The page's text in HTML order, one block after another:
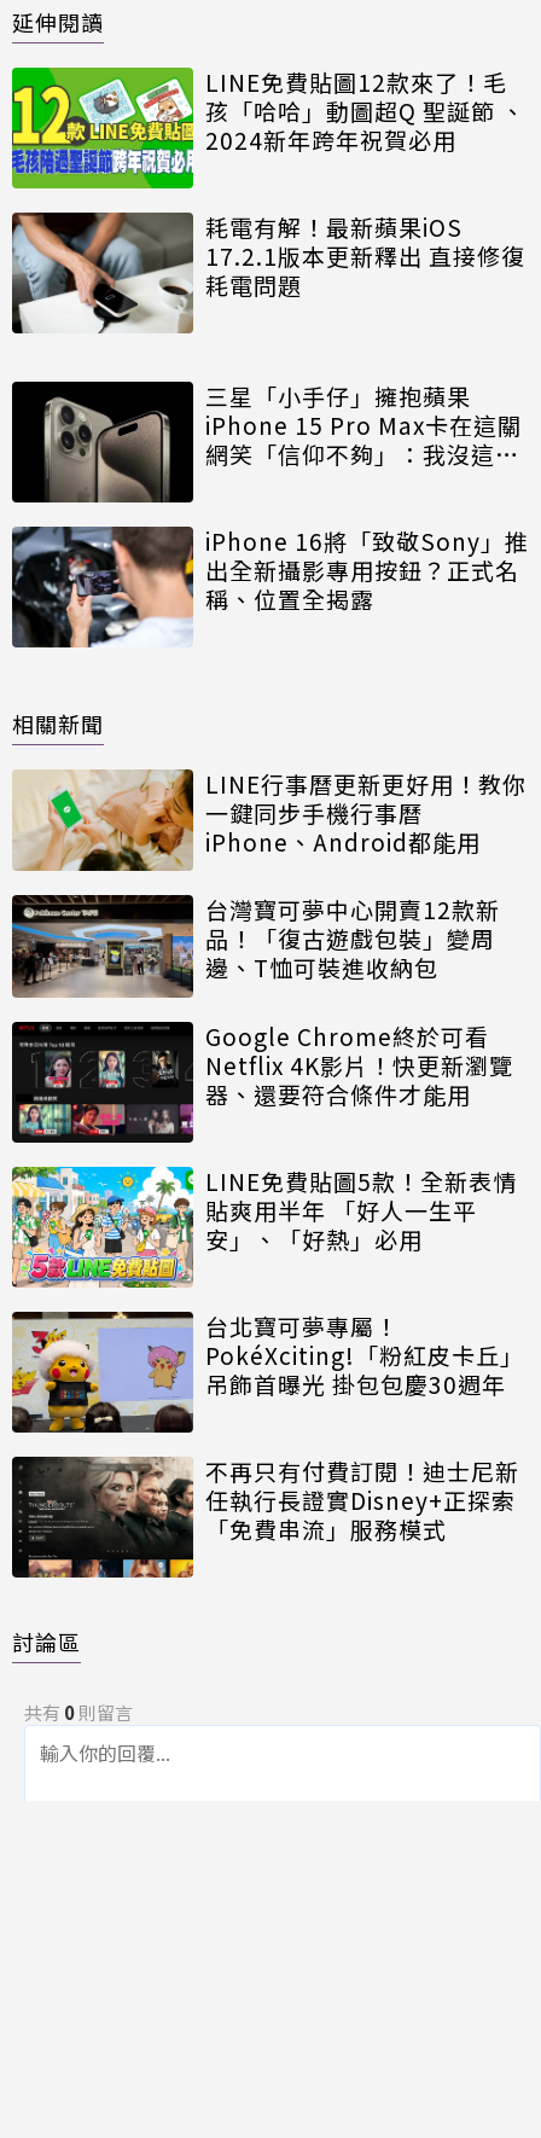
延伸閱讀
LINE免費貼圖12款來了！毛
孩「哈哈」動圖超Q 聖誕節 、
2024新年跨年祝賀必用
耗電有解！最新蘋果iOS
17.2.1版本更新釋出 直接修復
耗電問題
三星「小手仔」擁抱蘋果
iPhone 15 Pro Max卡在這關
網笑「信仰不夠」：我沒這問
iPhone 16將「致敬Sony」推
出全新攝影專用按鈕？正式名
稱、位置全揭露
相關新聞
LINE行事曆更新更好用！教你
一鍵同步手機行事曆
iPhone、Android都能用
台灣寶可夢中心開賣12款新
品！「復古遊戲包裝」變周
邊、T恤可裝進收納包
Google Chrome終於可看
Netflix 4K影片！快更新瀏覽
器、還要符合條件才能用
LINE免費貼圖5款！全新表情
貼爽用半年 「好人一生平
安」、「好熱」必用
台北寶可夢專屬！
PokéXciting!「粉紅皮卡丘」
吊飾首曝光 掛包包慶30週年
不再只有付費訂閱！迪士尼新
任執行長證實Disney+正探索
「免費串流」服務模式
討論區
共有 0則留言